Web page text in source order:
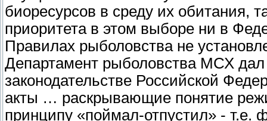
биоресурсов в среду их обитания,
приоритета в этом выборе ни в
Правилах рыболовства не
Департамент рыболовства МСХ дал
законодательстве Российской
акты … раскрывающие понятие
принципу «поймал-отпустил» - т.е.